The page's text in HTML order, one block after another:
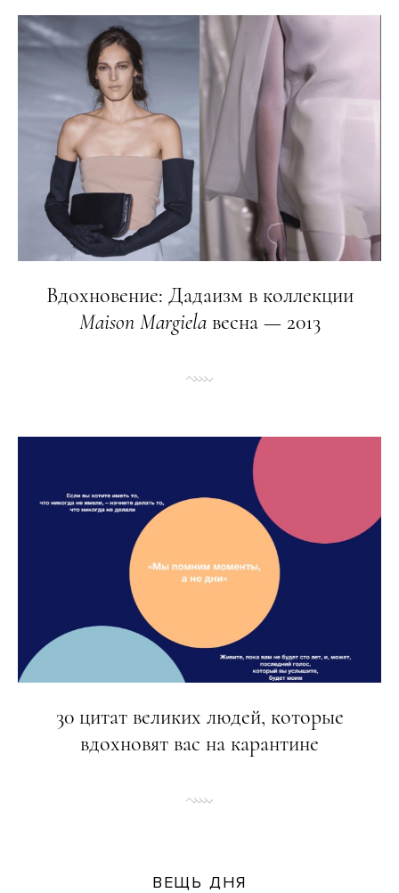
Вдохновение: Дадаизм в коллекции
Maison Margielaвесна — 2013
30 цитат великих людей, которые
вдохновят вас на карантине
ВЕЩЬ ДНЯ